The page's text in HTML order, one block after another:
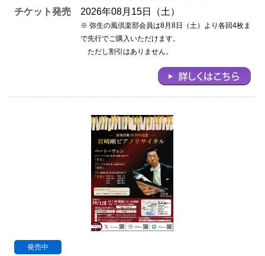
チケット発売 2026年08月15日（土）
※ 弥生の風倶楽部会員は8月8日（土）より各回4枚ま
で先行でご購入いただけます。
ただし割引はありません。
発売中